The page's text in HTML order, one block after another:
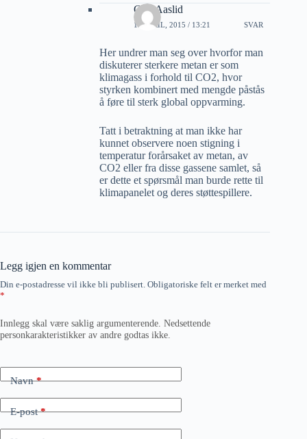
Geir Aaslid
12 APRIL, 2015 / 13:21 SVAR
Her undrer man seg over hvorfor man
diskuterer sterkere metan er som
klimagass i forhold til CO2, hvor
styrken kombinert med mengde påstås
å føre til sterk global oppvarming.
Tatt i betraktning at man ikke har
kunnet observere noen stigning i
temperatur forårsaket av metan, av
CO2 eller fra disse gassene samlet, så
er dette et spørsmål man burde rette til
klimapanelet og deres støttespillere.
Legg igjen en kommentar
Din e-postadresse vil ikke bli publisert. Obligatoriske felt er merket med
*
Innlegg skal være saklig argumenterende. Nedsettende
personkarakteristikker av andre godtas ikke.
Navn*
E-post*